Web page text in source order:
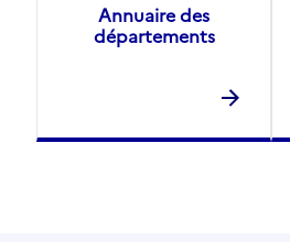
Annuaire des
départements